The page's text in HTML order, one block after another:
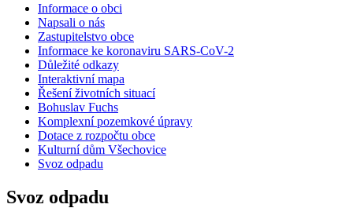
Informace o obci
Napsali o nás
Zastupitelstvo obce
Informace ke koronaviru SARS-CoV-2
Důležité odkazy
Interaktivní mapa
Řešení životních situací
Bohuslav Fuchs
Komplexní pozemkové úpravy
Dotace z rozpočtu obce
Kulturní dům Všechovice
Svoz odpadu
Svoz odpadu